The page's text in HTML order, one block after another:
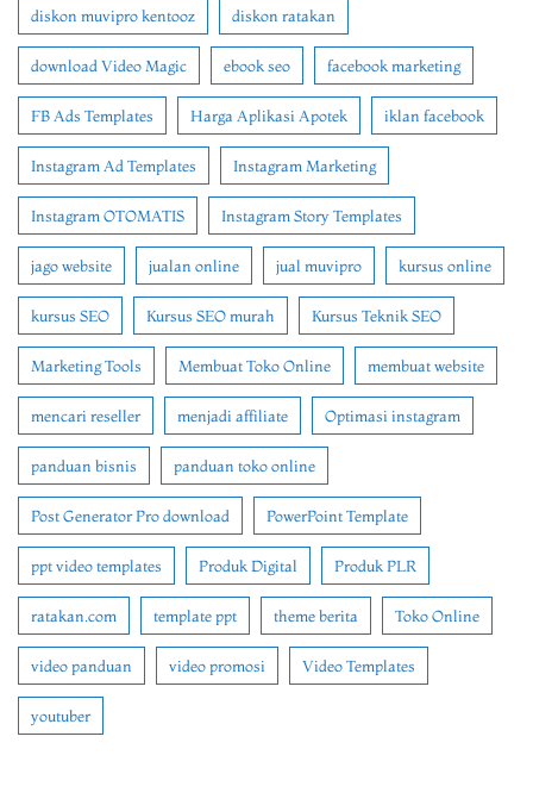
diskon muvipro kentooz diskon ratakan
download Video Magic ebook seo facebook marketing
FB Ads Templates Harga Aplikasi Apotek iklan facebook
Instagram Ad Templates Instagram Marketing
Instagram OTOMATIS Instagram Story Templates
jago website jualan online jual muvipro kursus online
kursus SEO Kursus SEO murah Kursus Teknik SEO
Marketing Tools Membuat Toko Online membuat website
mencari reseller menjadi affiliate Optimasi instagram
panduan bisnis panduan toko online
Post Generator Pro download PowerPoint Template
ppt video templates Produk Digital Produk PLR
ratakan.com template ppt theme berita Toko Online
video panduan video promosi Video Templates
youtuber